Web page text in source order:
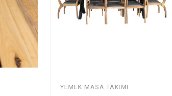
YEMEK MASA TAKIMI